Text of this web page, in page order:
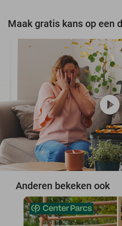
play_circle
Anderen bekeken ook